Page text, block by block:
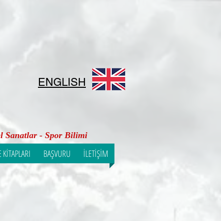
Sanatlar - Spor Bilimi
BAŞVURU İLETİŞİM
ENGLISH